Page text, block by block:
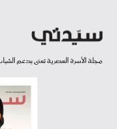
مجلة الأسرة العصرية تعنى بدعم